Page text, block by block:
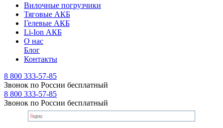
Вилочные погрузчики
Тяговые АКБ
Гелевые АКБ
Li-Ion АКБ
О нас
Блог
Контакты
8 800 333-57-85
Звонок по России бесплатный
8 800 333-57-85
Звонок по России бесплатный